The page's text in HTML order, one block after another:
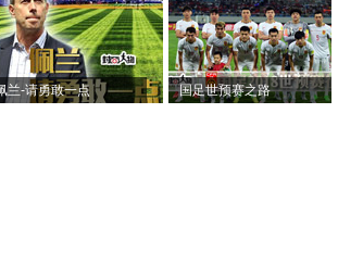
兰-请勇敢一点 国足世预赛之路